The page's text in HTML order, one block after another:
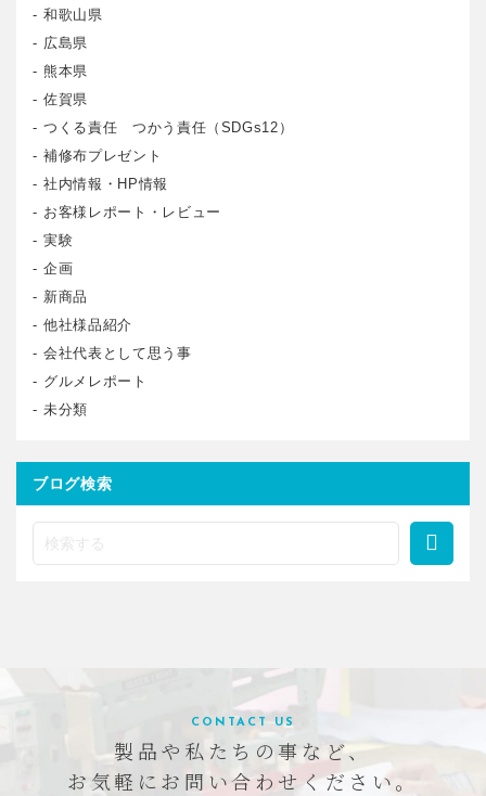
和歌山県
広島県
熊本県
佐賀県
つくる責任 つかう責任（SDGs12）
補修布プレゼント
社内情報・HP情報
お客様レポート・レビュー
実験
企画
新商品
他社様品紹介
会社代表として思う事
グルメレポート
未分類
ブログ検索
CONTACT US
製品や私たちの事など、
お気軽にお問い合わせください。